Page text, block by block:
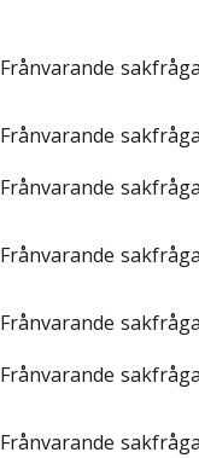
Frånvarande
Frånvarande
Frånvarande
Frånvarande
Frånvarande
Frånvarande
Frånvarande